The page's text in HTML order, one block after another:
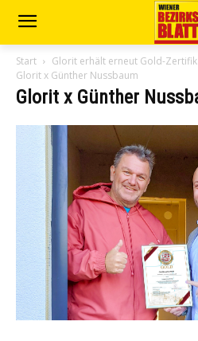
Start
Glorit erhält erneut Gold-
Glorit x Günther Nussbaum
Glorit x Günther